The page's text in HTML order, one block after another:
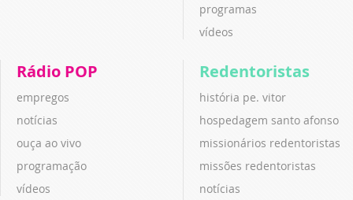
programas
vídeos
Rádio POP
empregos
notícias
ouça ao vivo
programação
vídeos
Redentoristas
história pe. vitor
hospedagem santo afonso
missionários redentoristas
missões redentoristas
notícias